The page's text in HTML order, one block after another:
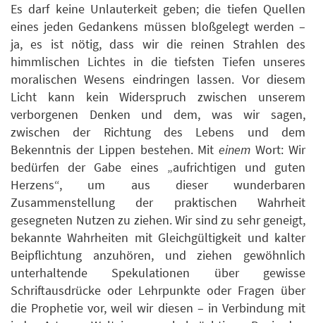
Es darf keine Unlauterkeit geben; die tiefen Quellen
eines jeden Gedankens müssen bloßgelegt werden –
ja, es ist nötig, dass wir die reinen Strahlen des
himmlischen Lichtes in die tiefsten Tiefen unseres
moralischen Wesens eindringen lassen. Vor diesem
Licht kann kein Widerspruch zwischen unserem
verborgenen Denken und dem, was wir sagen,
zwischen der Richtung des Lebens und dem
Bekenntnis der Lippen bestehen. Miteinem Wort: Wir
bedürfen der Gabe eines „aufrichtigen und guten
Herzens“, um aus dieser wunderbaren
Zusammenstellung der praktischen Wahrheit
gesegneten Nutzen zu ziehen. Wir sind zu sehr geneigt,
bekannte Wahrheiten mit Gleichgültigkeit und kalter
Beipflichtung anzuhören, und ziehen gewöhnlich
unterhaltende Spekulationen über gewisse
Schriftausdrücke oder Lehrpunkte oder Fragen über
die Prophetie vor, weil wir diesen – in Verbindung mit